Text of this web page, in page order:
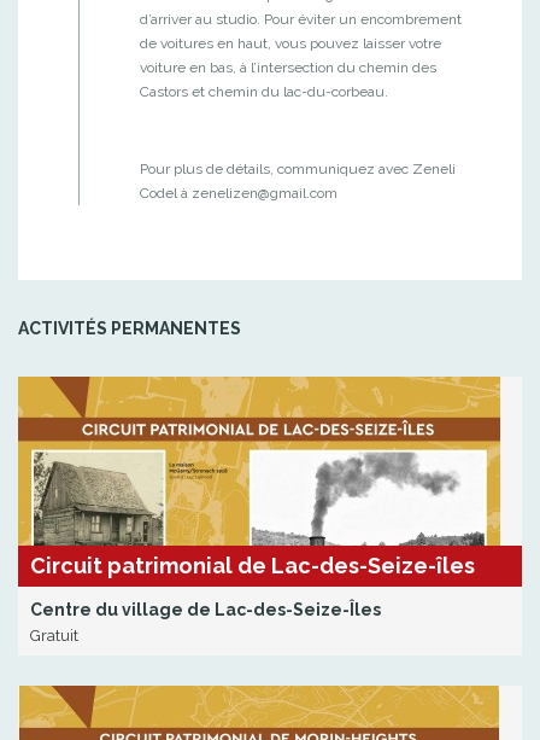
d’arriver au studio. Pour éviter un encombrement
de voitures en haut, vous pouvez laisser votre
voiture en bas, à l’intersection du chemin des
Castors et chemin du lac-du-corbeau.
Pour plus de détails, communiquez avec Zeneli
Codel à zenelizen@gmail.com
ACTIVITÉS PERMANENTES
Circuit patrimonial de Lac-des-Seize-îles
Centre du village de Lac-des-Seize-Îles
Gratuit